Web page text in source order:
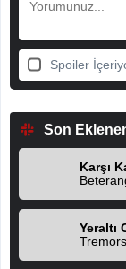
Spoiler
Son
Karşı
Yeraltı